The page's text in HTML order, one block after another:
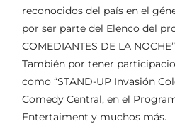
reconocidos del país en el
por ser parte del Elenco del
COMEDIANTES DE LA
También por tener
como “STAND-UP Invasión
Comedy Central, en el
Entertaiment y muchos más.